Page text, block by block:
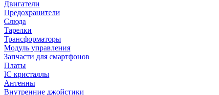
Двигатели
Предохранители
Слюда
Тарелки
Трансформаторы
Модуль управления
Запчасти для смартфонов
Платы
IC кристаллы
Антенны
Внутренние джойстики